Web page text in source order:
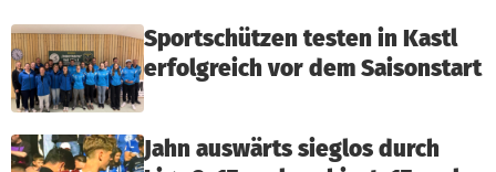
Sportschützen testen in Kastl
erfolgreich vor dem Saisonstart
Jahn auswärts sieglos durch